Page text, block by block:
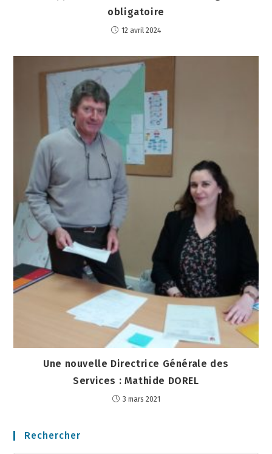
obligatoire
12 avril 2024
Une nouvelle Directrice Générale des
Services : Mathide DOREL
3 mars 2021
Rechercher